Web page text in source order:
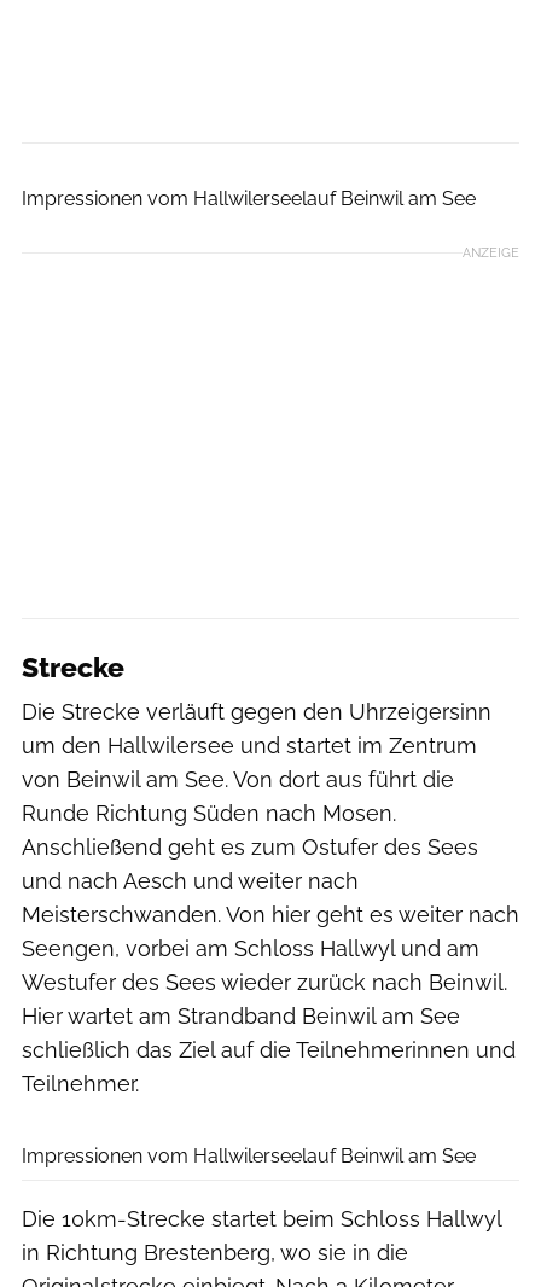
Impressionen vom Hallwilerseelauf Beinwil am See
ANZEIGE
Strecke
Die Strecke verläuft gegen den Uhrzeigersinn
um den Hallwilersee und startet im Zentrum
von Beinwil am See. Von dort aus führt die
Runde Richtung Süden nach Mosen.
Anschließend geht es zum Ostufer des Sees
und nach Aesch und weiter nach
Meisterschwanden. Von hier geht es weiter nach
Seengen, vorbei am Schloss Hallwyl und am
Westufer des Sees wieder zurück nach Beinwil.
Hier wartet am Strandband Beinwil am See
schließlich das Ziel auf die Teilnehmerinnen und
Teilnehmer.
Impressionen vom Hallwilerseelauf Beinwil am See
Die 10km-Strecke startet beim Schloss Hallwyl
in Richtung Brestenberg, wo sie in die